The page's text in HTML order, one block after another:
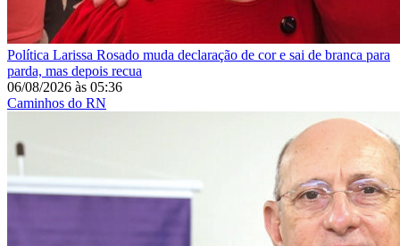
Política Larissa Rosado muda declaração de cor e sai de branca para
parda, mas depois recua
06/08/2026 às 05:36
Caminhos do RN